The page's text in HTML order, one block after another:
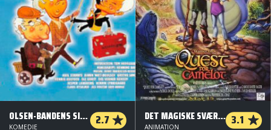
OLSEN-BANDENS SIDSTE STIK 2.7
KOMEDIE
DET MAGISKE SVÆRD - JAGTEN PÅ CAMELOT 3.1
ANIMATION